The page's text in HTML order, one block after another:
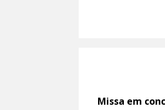
Missa em